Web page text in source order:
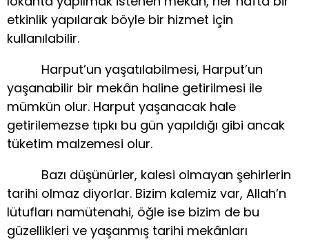
etkinlik yapılarak böyle bir hizmet için
kullanılabilir.
Harput’un yaşatılabilmesi, Harput’un
yaşanabilir bir mekân haline getirilmesi ile
mümkün olur. Harput yaşanacak hale
getirilemezse tıpkı bu gün yapıldığı gibi ancak
tüketim malzemesi olur.
Bazı düşünürler, kalesi olmayan şehirlerin
tarihi olmaz diyorlar. Bizim kalemiz var, Allah’n
lütufları namütenahi, öğle ise bizim de bu
güzellikleri ve yaşanmış tarihi mekânları